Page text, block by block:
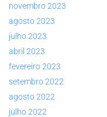
novembro 2023
agosto 2023
julho 2023
abril 2023
fevereiro 2023
setembro 2022
agosto 2022
julho 2022